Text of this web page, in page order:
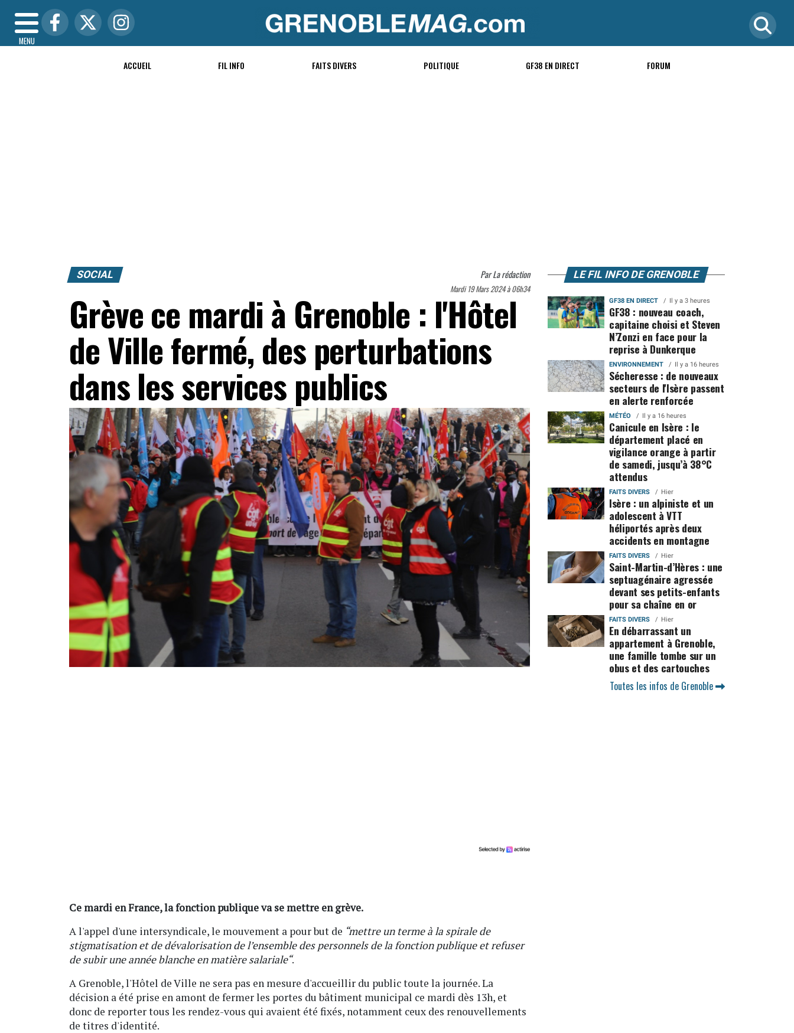
MENU
ACCUEIL FIL INFO FAITS DIVERS POLITIQUE GF38 EN DIRECT FORUM
SOCIAL ParLa rédaction
Mardi 19 Mars 2024 à 06h34
Grève ce mardi à Grenoble : l'Hôtel
de Ville fermé, des perturbations
dans les services publics
Ce mardi en France, la fonction publique va se mettre en grève.
A l'appel d'une intersyndicale, le mouvement a pour but de “mettre un terme à la spirale de
stigmatisation et de dévalorisation de l’ensemble des personnels de la fonction publique et refuser
de subir une année blanche en matière salariale“.
A Grenoble, l'Hôtel de Ville ne sera pas en mesure d'accueillir du public toute la journée. La
décision a été prise en amont de fermer les portes du bâtiment municipal ce mardi dès 13h, et
donc de reporter tous les rendez-vous qui avaient été fixés, notamment ceux des renouvellements
de titres d'identité.
LE FIL INFO DE GRENOBLE
GF38 EN DIRECT Il y a 3 heures
GF38 : nouveau coach,
capitaine choisi et Steven
N’Zonzi en face pour la
reprise à Dunkerque
ENVIRONNEMENT Il y a 16 heures
Sécheresse : de nouveaux
secteurs de l'Isère passent
en alerte renforcée
MÉTÉO Il y a 16 heures
Canicule en Isère : le
département placé en
vigilance orange à partir
de samedi, jusqu’à 38°C
attendus
FAITS DIVERS Hier
Isère : un alpiniste et un
adolescent à VTT
héliportés après deux
accidents en montagne
FAITS DIVERS Hier
Saint-Martin-d’Hères : une
septuagénaire agressée
devant ses petits-enfants
pour sa chaîne en or
FAITS DIVERS Hier
En débarrassant un
appartement à Grenoble,
une famille tombe sur un
obus et des cartouches
Toutes les infos de Grenoble